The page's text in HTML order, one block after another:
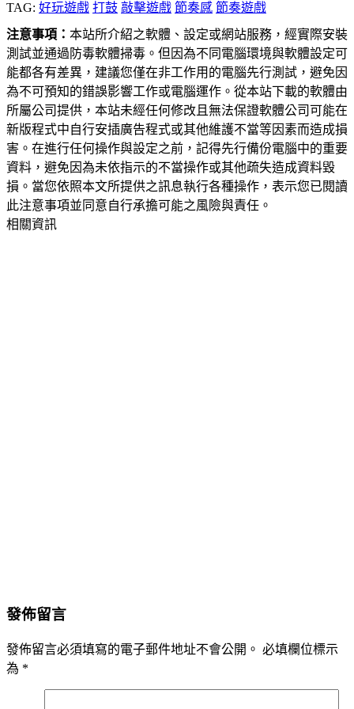
TAG: 好玩遊戲 打鼓 敲擊遊戲 節奏感 節奏遊戲
注意事項： 本站所介紹之軟體、設定或網站服務，經實際安裝
測試並通過防毒軟體掃毒。但因為不同電腦環境與軟體設定可
能都各有差異，建議您僅在非工作用的電腦先行測試，避免因
為不可預知的錯誤影響工作或電腦運作。從本站下載的軟體由
所屬公司提供，本站未經任何修改且無法保證軟體公司可能在
新版程式中自行安插廣告程式或其他維護不當等因素而造成損
害。在進行任何操作與設定之前，記得先行備份電腦中的重要
資料，避免因為未依指示的不當操作或其他疏失造成資料毀
損。當您依照本文所提供之訊息執行各種操作，表示您已閱讀
此注意事項並同意自行承擔可能之風險與責任。
相關資訊
發佈留言
發佈留言必須填寫的電子郵件地址不會公開。 必填欄位標示
為 *